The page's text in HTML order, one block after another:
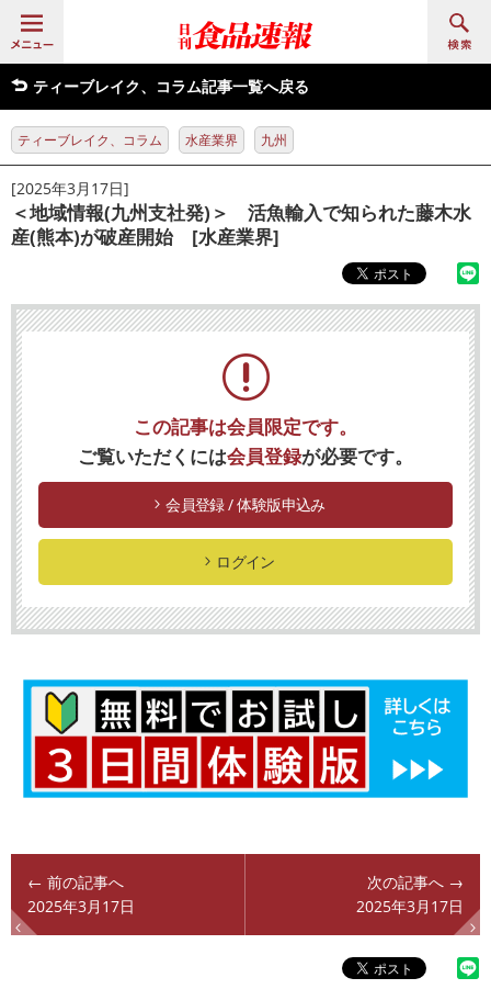
ティーブレイク、コラム記事一覧へ戻る
ティーブレイク、コラム 水産業界 九州
[2025年3月17日]
＜地域情報(九州支社発)＞ 活魚輸入で知られた藤木水
産(熊本)が破産開始 [水産業界]
この記事は会員限定です。
ご覧いただくには会員登録が必要です。
会員登録 / 体験版申込み
ログイン
← 前の記事へ
2025年3月17日
次の記事へ →
2025年3月17日